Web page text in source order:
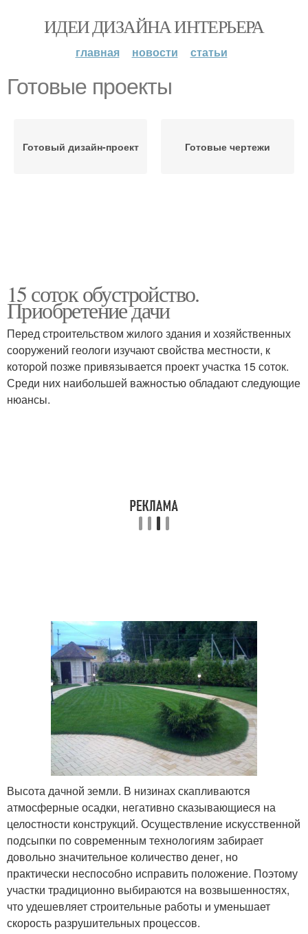
ИДЕИ ДИЗАЙНА ИНТЕРЬЕРА
главная новости статьи
Готовые проекты
Готовый дизайн-проект Готовые чертежи
15 соток обустройство.
Приобретение дачи
Перед строительством жилого здания и хозяйственных
сооружений геологи изучают свойства местности, к
которой позже привязывается проект участка 15 соток.
Среди них наибольшей важностью обладают следующие
нюансы.
Высота дачной земли. В низинах скапливаются
атмосферные осадки, негативно сказывающиеся на
целостности конструкций. Осуществление искусственной
подсыпки по современным технологиям забирает
довольно значительное количество денег, но
практически неспособно исправить положение. Поэтому
участки традиционно выбираются на возвышенностях,
что удешевляет строительные работы и уменьшает
скорость разрушительных процессов.